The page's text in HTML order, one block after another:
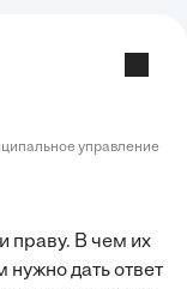
управление
праву. В чем их
нужно дать ответ